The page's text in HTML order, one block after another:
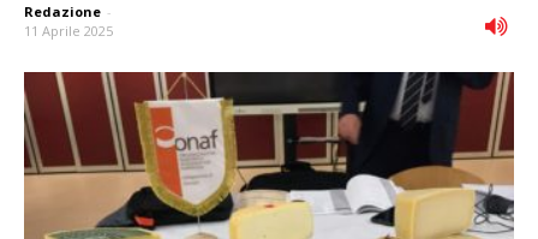
Redazione -
11 Aprile 2025